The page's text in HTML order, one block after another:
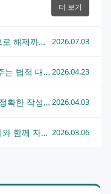
더 보기
출국금지이의신청, 인천변호사추천으로 해제까지 한번에 2026.07.03
공문서부정행사, 서초변호사가 알려주는 법적 대응 방법과 사례 2026.04.23
횡령고소장, 광주조세변호사와 함께 정확한 작성 방법 알아보기 2026.04.03
대구공무집행방해변호사, 기물파손죄와 함께 자주 발생하는 복합혐의 대응법 2026.03.06